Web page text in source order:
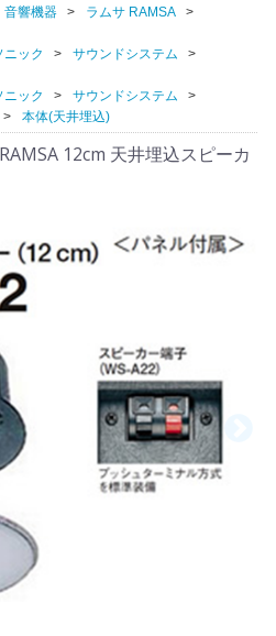
音響機器
ラムサ RAMSA
ニック
サウンドシステム
ニック
サウンドシステム
本体(天井埋込)
12cm 天井埋込スピーカ